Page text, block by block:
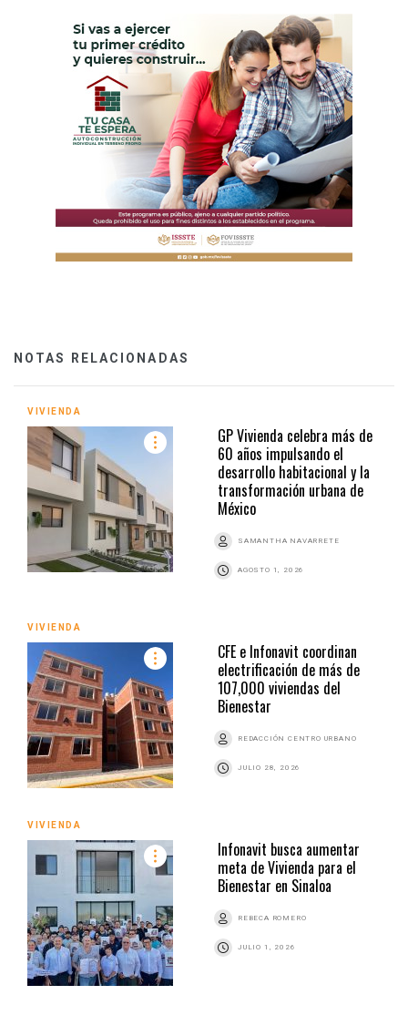
NOTAS RELACIONADAS
VIVIENDA
GP Vivienda celebra más de
60 años impulsando el
desarrollo habitacional y la
transformación urbana de
México
SAMANTHA NAVARRETE
AGOSTO 1, 2026
VIVIENDA
CFE e Infonavit coordinan
electrificación de más de
107,000 viviendas del
Bienestar
REDACCIÓN CENTRO URBANO
JULIO 28, 2026
VIVIENDA
Infonavit busca aumentar
meta de Vivienda para el
Bienestar en Sinaloa
REBECA ROMERO
JULIO 1, 2026